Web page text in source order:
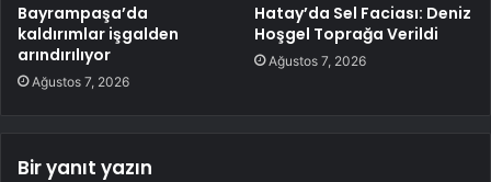
Bayrampaşa’da
kaldırımlar işgalden
arındırılıyor
Ağustos 7, 2026
Hatay’da Sel Faciası: Deniz
Hoşgel Toprağa Verildi
Ağustos 7, 2026
Bir yanıt yazın